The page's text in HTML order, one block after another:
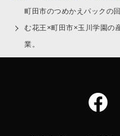
町田市のつめかえパックの
む花王×町田市×玉川学園の
業。